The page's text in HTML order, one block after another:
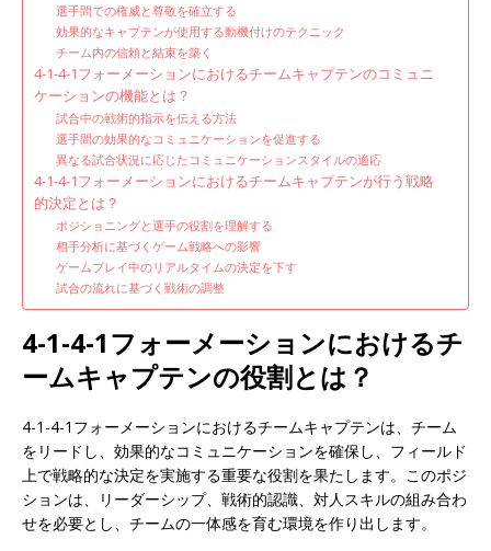
選手間での権威と尊敬を確立する
効果的なキャプテンが使用する動機付けのテクニック
チーム内の信頼と結束を築く
4-1-4-1フォーメーションにおけるチームキャプテンのコミュニ
ケーションの機能とは？
試合中の戦術的指示を伝える方法
選手間の効果的なコミュニケーションを促進する
異なる試合状況に応じたコミュニケーションスタイルの適応
4-1-4-1フォーメーションにおけるチームキャプテンが行う戦略
的決定とは？
ポジショニングと選手の役割を理解する
相手分析に基づくゲーム戦略への影響
ゲームプレイ中のリアルタイムの決定を下す
試合の流れに基づく戦術の調整
4-1-4-1フォーメーションにおけるチ
ームキャプテンの役割とは？
4-1-4-1フォーメーションにおけるチームキャプテンは、チーム
をリードし、効果的なコミュニケーションを確保し、フィールド
上で戦略的な決定を実施する重要な役割を果たします。このポジ
ションは、リーダーシップ、戦術的認識、対人スキルの組み合わ
せを必要とし、チームの一体感を育む環境を作り出します。